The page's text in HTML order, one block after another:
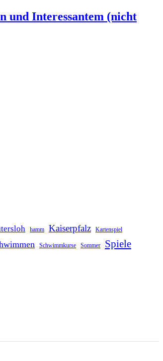
und Interessantem (nicht
hamm Kaiserpfalz Kartenspiel
Schwimmkurse Sommer Spiele